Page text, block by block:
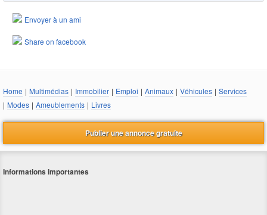
Envoyer à un ami
Share on facebook
Home | Multimédias | Immobilier | Emploi | Animaux | Véhicules | Services
| Modes | Ameublements | Livres
Publier une annonce gratuite
Informations importantes